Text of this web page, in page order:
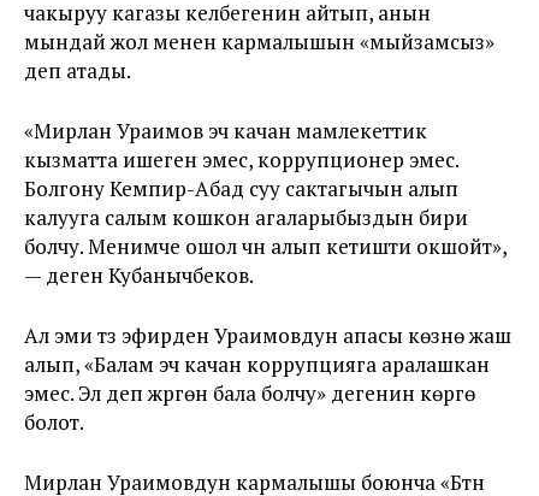
чакыруу кагазы келбегенин айтып, анын
мындай жол менен кармалышын «мыйзамсыз»
деп атады.
«Мирлан Ураимов эч качан мамлекеттик
кызматта ишеген эмес, коррупционер эмес.
Болгону Кемпир-Абад суу сактагычын алып
калууга салым кошкон агаларыбыздын бири
болчу. Менимче ошол үчүн алып кетишти окшойт»,
— деген Кубанычбеков.
Ал эми түз эфирден Ураимовдун апасы көзүнө жаш
алып, «Балам эч качан коррупцияга аралашкан
эмес. Эл деп жүргөн бала болчу» дегенин көрүүгө
болот.
Мирлан Ураимовдун кармалышы боюнча «Бүтүн